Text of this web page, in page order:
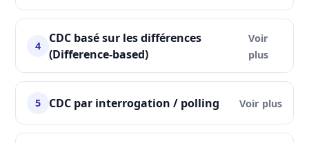
4
CDC basé sur les différences
(Difference-based)
5 CDC par interrogation / polling